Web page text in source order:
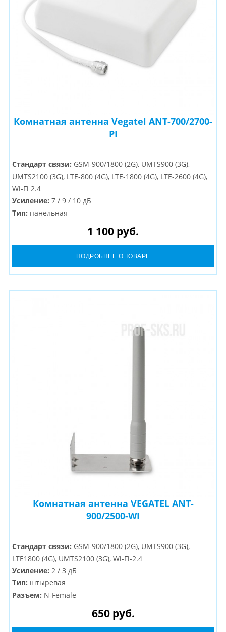
Комнатная антенна Vegatel ANT-700/2700-
PI
Стандарт связи: GSM-900/1800 (2G), UMTS900 (3G),
UMTS2100 (3G), LTE-800 (4G), LTE-1800 (4G), LTE-2600 (4G),
Wi-Fi 2.4
Усиление: 7 / 9 / 10 дБ
Тип: панельная
1 100 руб.
ПОДРОБНЕЕ О ТОВАРЕ
Комнатная антенна VEGATEL ANT-
900/2500-WI
Стандарт связи: GSM-900/1800 (2G), UMTS900 (3G),
LTE1800 (4G), UMTS2100 (3G), Wi-Fi-2.4
Усиление: 2 / 3 дБ
Тип: штыревая
Разъем: N-Female
650 руб.